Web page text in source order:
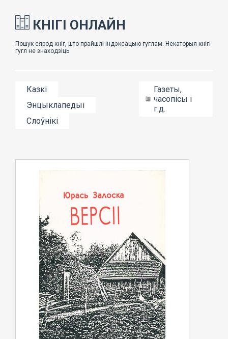
КНІГІ ОНЛАЙН
Казкі
Энцыклапедыі
Слоўнікі
Газеты,
часопісы і
г.д.